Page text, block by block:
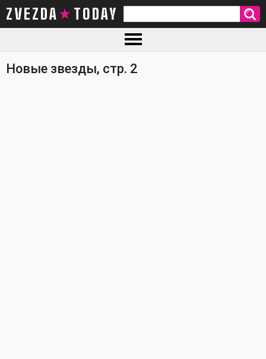
ZVEZDA TODAY
Новые звезды, стр. 2